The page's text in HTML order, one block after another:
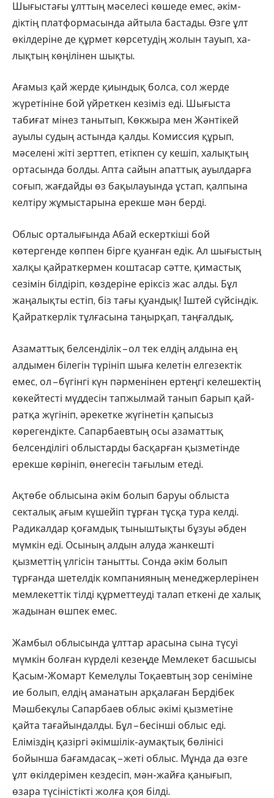
Шығыстағы ұлттың мәселесі көшеде емес, әкім­
діктің платформасында айтыла бас­тады. Өзге ұлт
өкілдеріне де құр­мет көрсетудің жолын тауып, ха­
лықтың көңілінен шықты.
Ағамыз қай жерде қиындық болса, сол жерде
жүретініне бой үй­реткен кезіміз еді. Шығыста
табиғат мінез танытып, Көкжыра мен Жән­тікей
ауылы судың астында қалды. Комиссия құрып,
мәселені жіті зерттеп, етікпен су кешіп, халықтың
ортасында болды. Апта сайын апат­тық ауылдарға
соғып, жағдайды өз бақылауында ұстап, қалпына
кел­тіру жұмыстарына ерекше мән берді.
Облыс орталығында Абай ес­керткіші бой
көтергенде көппен бірге қуанған едік. Ал шығыстың
халқы қайраткермен коштасар сәтте, қимастық
сезімін білдіріп, көз­деріне еріксіз жас алды. Бұл
жаңалықты естіп, біз тағы қуандық! Іштей сүйсіндік.
Қайраткерлік тұл­ғасына таңырқап, таңғалдық.
Азаматтық белсенділік – ол тек елдің алдына ең
алдымен білегін түрініп шыға келетін елгезектік
емес, ол – бүгінгі күн пәрменінен ертеңгі келешектің
көкейтесті мүд­десін тапжылмай танып барып қай­
ратқа жүгініп, әрекетке жүгі­нетін қапысыз
көрегендікте. Сапар­баев­тың осы азаматтық
белсенділігі облыстарды басқарған қызметінде
ерекше көрініп, өнегесін тағылым етеді.
Ақтөбе облысына әкім болып баруы облыста
секталық ағым кү­шейіп тұрған тұсқа тура келді.
Радикалдар қоғамдық тыныштықты бұзуы әбден
мүмкін еді. Осының алдын алуда жанкешті
қызметтің үлгісін танытты. Сонда әкім болып
тұрғанда шетелдік компанияның менеджерлерінен
мемлекеттік тілді құрметтеуді талап еткені де халық
жадынан өшпек емес.
Жамбыл облысында ұлттар ара­сына сына түсуі
мүмкін болған күр­д­елі кезеңде Мемлекет басшысы
Қасым-Жомарт Кемелұлы Тоқаев­тың зор сеніміне
ие болып, елдің аманатын арқалаған Бердібек
Мәш­бекұлы Сапарбаев облыс әкімі қыз­метіне
қайта тағайындалды. Бұл – бесінші облыс еді.
Еліміздің қазіргі әкімшілік-аумақтық бөлінісі
бойынша бағамдасақ – жеті облыс. Мұнда да өзге
ұлт өкілдерімен кез­десіп, мән-жайға қанығып,
өзара түсіністікті жолға қоя білді.